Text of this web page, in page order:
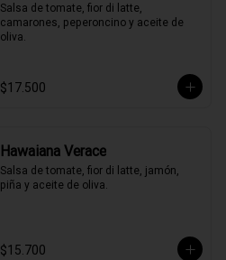
Salsa de tomate, fior di latte,
camarones, peperoncino y aceite de
oliva.
$17.500
Hawaiana Verace
Salsa de tomate, fior di latte, jamón,
piña y aceite de oliva.
$15.700